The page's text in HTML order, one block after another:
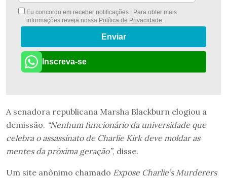
Eu concordo em receber notificações | Para obter mais
informações reveja nossa Política de Privacidade.
Enviar
Inscreva-se
A senadora republicana Marsha Blackburn elogiou a
demissão. “Nenhum funcionário da universidade que
celebra o assassinato de Charlie Kirk deve moldar as
mentes da próxima geração”, disse.
Um site anônimo chamado Expose Charlie’s Murderers